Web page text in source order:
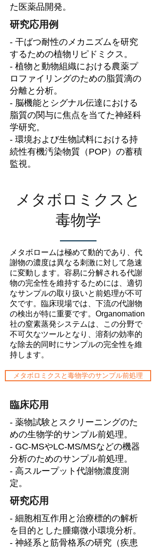
た医薬品開発。
研究応用例
- 干ばつ耐性のメカニズムを研究
するための植物リピドミクス。
- 植物と動物組織における農薬プ
ロファイリングのための脂質滴の
分離と分析。
- 脳機能とシグナル伝達における
脂質の関与に焦点を当てた神経科
学研究。
- 環境および生物試料における持
続性有機汚染物質（POP）の蓄積
監視。
メタボロミクスと
毒物学
メタボロームは極めて動的であり、代
謝物の濃度は異なる刺激に対して急速
に変動します。容易に分解される代謝
物の完全性を維持するためには、適切
なサンプルの取り扱いと前処理が不可
欠です。臨床現場では、下流の代謝物
の検出が特に重要です。Organomation
社の窒素蒸発システムは、この分野で
不可欠なツールとなり、溶剤の効率的
な除去的同时にサンプルの完全性を維
持します。
メタボロミクスと毒物学のサンプル前処理
臨床応用
- 薬物試験とスクリーニングのた
めの生物学的サンプル前処理。
- GC-MSやLC-MS/MSなどの機器
分析のためのサンプル前処理。
- 高スループット代謝物濃度測
定。
研究応用
- 細胞相互作用と治療標的の解析
を目的とした腫瘍微小環境分析。
- 神経系と筋骨格系の研究（疾患